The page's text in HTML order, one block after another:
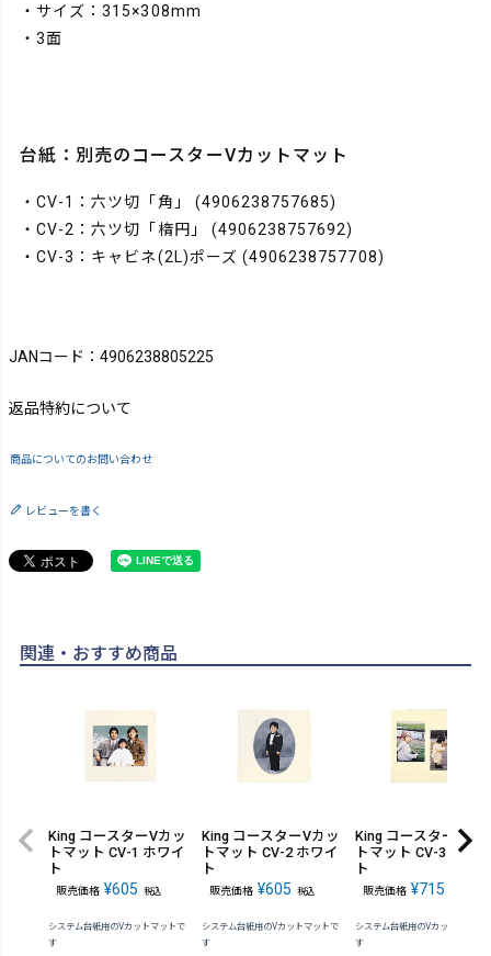
・サイズ：315×308mm
・3面
台紙：別売のコースターVカットマット
・CV-1：六ツ切「角」 (4906238757685)
・CV-2：六ツ切「楕円」 (4906238757692)
・CV-3：キャビネ(2L)ポーズ (4906238757708)
JANコード：4906238805225
返品特約について
商品についてのお問い合わせ
レビューを書く
関連・おすすめ商品
King コースターVカッ
トマット CV-1 ホワイ
ト
販売価格 ¥605 税込
システム台紙用のVカットマットで
す
King コースターVカッ
トマット CV-2 ホワイ
ト
販売価格 ¥605 税込
システム台紙用のVカットマットで
す
King コースターVカ
トマット CV-3 ホワイ
ト
販売価格 ¥715
システム台紙用のVカットマットで
す